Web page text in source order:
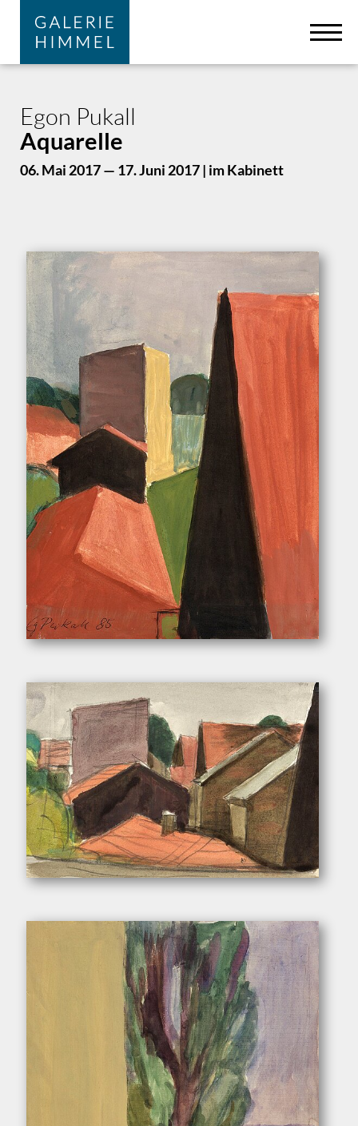
Egon Pukall
Aquarelle
06. Mai 2017 — 17. Juni 2017 | im Kabinett
Pukall, Egon. – „Dachlandschaft”
Pukall, Egon. – „Dachlandschaft”